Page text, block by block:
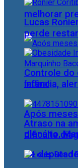
melhorar
Após
plenário,
de
Lucas
perde
Controle do
infância,
Atraso na
dificulta